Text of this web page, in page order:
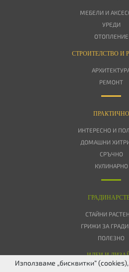
МЕБЕЛИ И
УРЕДИ
ОТОПЛЕНИЕ
СТРОИТЕЛСТВО И
РЕМОНТ
ПРАКТИЧНО
ИНТЕРЕСНО И
ДОМАШНИ
СРЪЧНО
КУЛИНАРНО
СТАЙНИ
ГРИЖИ ЗА
ПОЛЕЗНО
ИДЕИ И
Използваме „бисквитки“